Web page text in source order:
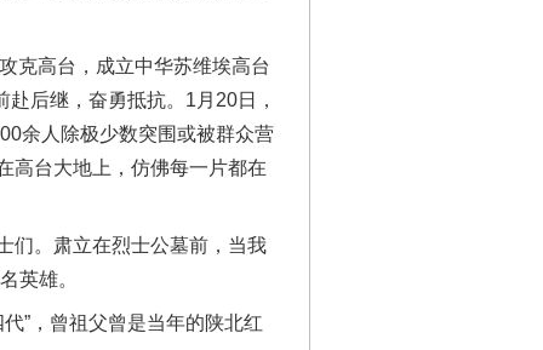
高台，成立中华苏维埃高台
后继，奋勇抵抗。1月20日，
余人除极少数突围或被群众营
高台大地上，仿佛每一片都在
。肃立在烈士公墓前，当我
英雄。
”，曾祖父曾是当年的陕北红